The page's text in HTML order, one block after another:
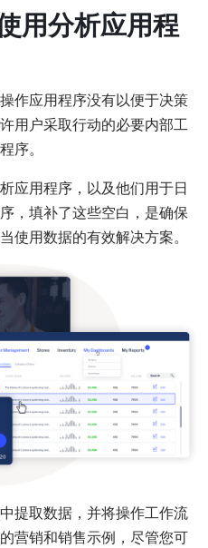
用分析应用程
作应用程序没有以便于决策
用户采取行动的必要内部工
序。
应用程序，以及他们用于日
，填补了这些空白，是确保
使用数据的有效解决方案。
提取数据，并将操作工作流
营销和销售示例，尽管您可